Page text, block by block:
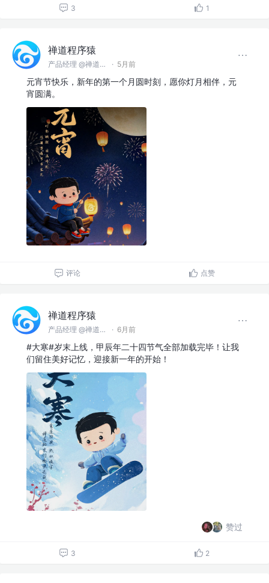
3 1
禅道程序猿
产品经理 @禅道软件（青岛）有限公司 · 5月前
元宵节快乐，新年的第一个月圆时刻，愿你灯月相伴，元
宵圆满。
评论 点赞
禅道程序猿
产品经理 @禅道软件（青岛）有限公司 · 6月前
#大寒#岁末上线，甲辰年二十四节气全部加载完毕！让我
们留住美好记忆，迎接新一年的开始！
赞过
3 2